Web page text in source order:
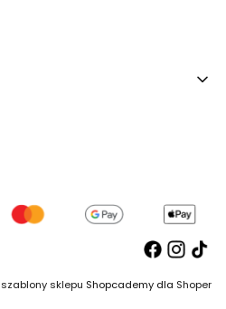
szablony sklepu Shopcademy dla Shoper